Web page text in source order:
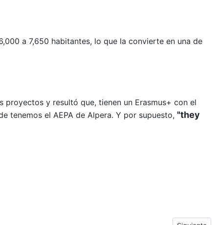
a 7,650 habitantes, lo que la convierte en una de
proyectos y resultó que, tienen un Erasmus+ con el
tenemos el AEPA de Alpera. Y por supuesto, "they